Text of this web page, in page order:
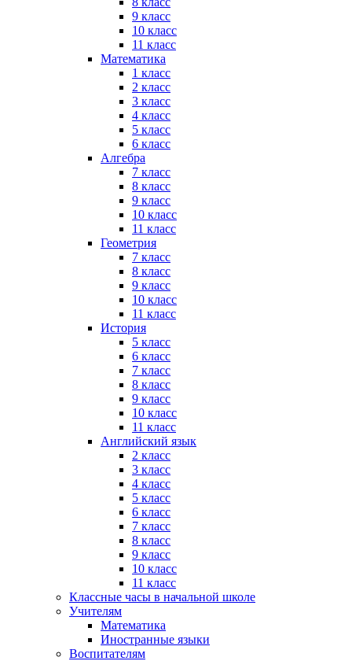
9 класс
10 класс
11 класс
Математика
1 класс
2 класс
3 класс
4 класс
5 класс
6 класс
Алгебра
7 класс
8 класс
9 класс
10 класс
11 класс
Геометрия
7 класс
8 класс
9 класс
10 класс
11 класс
История
5 класс
6 класс
7 класс
8 класс
9 класс
10 класс
11 класс
Английский язык
2 класс
3 класс
4 класс
5 класс
6 класс
7 класс
8 класс
9 класс
10 класс
11 класс
Классные часы в начальной школе
Учителям
Математика
Иностранные языки
Воспитателям